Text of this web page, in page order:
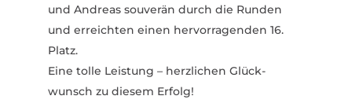
und Andreas souverän durch die Runden
und erreichten einen hervor­ra­genden 16.
Platz.
Eine tolle Leistung – herz­lichen Glück­
wunsch zu diesem Erfolg!